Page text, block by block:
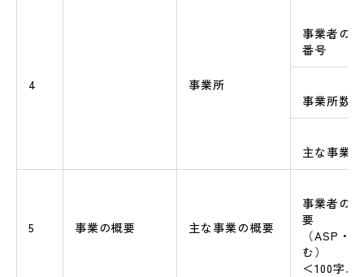
4 事業所
事業者の
番号
事業所数
主な事業
5 事業の概要 主な事業の概要
事業者の
要
（ASP・
む）
＜100字以